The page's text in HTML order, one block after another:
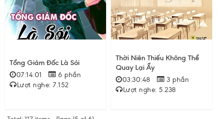
Tổng Giám Đốc Là Sói
07:14:01
6 phần
Lượt nghe: 7.152
Thời Niên Thiếu Không Thể
Quay Lại Ấy
03:30:48
3 phần
Lượt nghe: 5.238